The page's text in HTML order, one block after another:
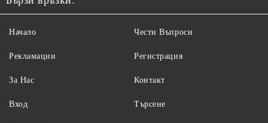
Начало
Рекламации
За Нас
Вход
Чести Въпроси
Регистрация
Контакт
Търсене